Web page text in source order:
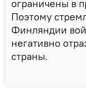
ограничены в
Поэтому
Финляндии
негативно
страны.